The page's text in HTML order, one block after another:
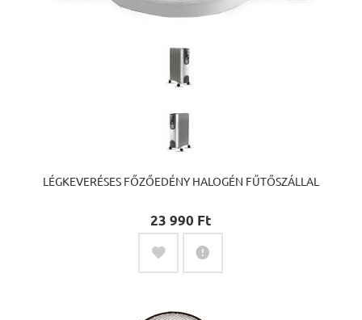
LÉGKEVERÉSES FŐZŐEDÉNY HALOGÉN FŰTŐSZÁLLAL
23 990 Ft‎